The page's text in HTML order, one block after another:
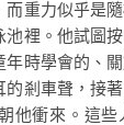
重力似乎是
裡。他試圖
時學會的、
剎車聲，接
他衝來。這